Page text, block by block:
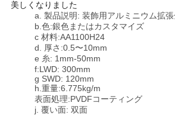
美しくなりました
a. 製品説明: 装飾用アルミニウム拡
b.色:銀色またはカスタマイズ
c 材料:AA1100H24
d. 厚さ:0.5〜10mm
e 糸: 1mm-50mm
f:LWD: 300mm
g SWD: 120mm
h.重量:6.775kg/m
表面処理:PVDFコーティング
j. 覆い面: 双面